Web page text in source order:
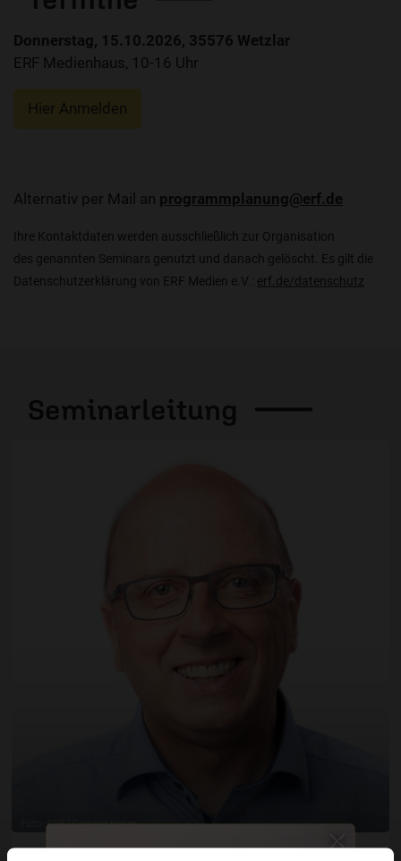
Donnerstag, 15.10.2026, 35576 Wetzlar
ERF Medienhaus, 10-16 Uhr
Hier Anmelden
Alternativ per Mail an programmplanung@erf.de
Ihre Kontaktdaten werden ausschließlich zur Organisation
des genannten Seminars genutzt und danach gelöscht. Es gilt die
Datenschutzerklärung von ERF Medien e.V.: erf.de/datenschutz
Seminarleitung
Foto: ERF / Carsten Meier